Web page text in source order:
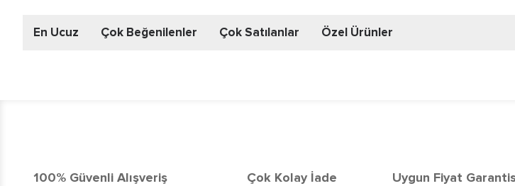
En Ucuz Çok Beğenilenler Çok Satılanlar Özel Ürünler
100% Güvenli Alışveriş Çok Kolay İade Uygun Fiyat Garanti